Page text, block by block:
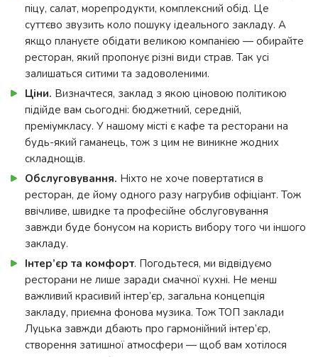
піцу, салат, морепродукти, комплексний обід. Це
суттєво звузить коло пошуку ідеального закладу. А
якщо плануєте обідати великою компанією — обирайте
ресторан, який пропонує різні види страв. Так усі
залишаться ситими та задоволеними.
Ціни. Визначтеся, заклад з якою ціновою політикою
підійде вам сьогодні: бюджетний, середній,
преміумкласу. У нашому місті є кафе та ресторани на
будь-який гаманець, тож з цим не виникне жодних
складнощів.
Обслуговування. Ніхто не хоче повертатися в
ресторан, де йому одного разу нагрубив офіціант. Тож
ввічливе, швидке та професійне обслуговування
завжди буде бонусом на користь вибору того чи іншого
закладу.
Інтер’єр та комфорт. Погодьтеся, ми відвідуємо
ресторани не лише заради смачної кухні. Не менш
важливий красивий інтер’єр, загальна концепція
закладу, приємна фонова музика. Тож ТОП заклади
Луцька завжди дбають про гармонійний інтер’єр,
створення затишної атмосфери — щоб вам хотілося